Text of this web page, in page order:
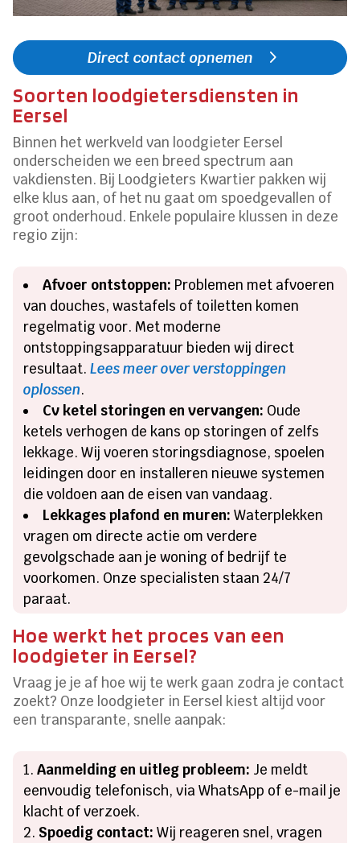
Direct contact opnemen
Soorten loodgietersdiensten in
Eersel
Binnen het werkveld van loodgieter Eersel
onderscheiden we een breed spectrum aan
vakdiensten. Bij Loodgieters Kwartier pakken wij
elke klus aan, of het nu gaat om spoedgevallen of
groot onderhoud. Enkele populaire klussen in deze
regio zijn:
Afvoer ontstoppen: Problemen met afvoeren
van douches, wastafels of toiletten komen
regelmatig voor. Met moderne
ontstoppingsapparatuur bieden wij direct
resultaat.Lees meer over verstoppingen
oplossen.
Cv ketel storingen en vervangen: Oude
ketels verhogen de kans op storingen of zelfs
lekkage. Wij voeren storingsdiagnose, spoelen
leidingen door en installeren nieuwe systemen
die voldoen aan de eisen van vandaag.
Lekkages plafond en muren: Waterplekken
vragen om directe actie om verdere
gevolgschade aan je woning of bedrijf te
voorkomen. Onze specialisten staan 24/7
paraat.
Hoe werkt het proces van een
loodgieter in Eersel?
Vraag je je af hoe wij te werk gaan zodra je contact
zoekt? Onze loodgieter in Eersel kiest altijd voor
een transparante, snelle aanpak:
Aanmelding en uitleg probleem: Je meldt
eenvoudig telefonisch, via WhatsApp of e-mail je
klacht of verzoek.
Spoedig contact: Wij reageren snel, vragen